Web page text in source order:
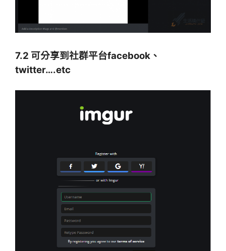
7.2 可分享到社群平台facebook、
twitter….etc